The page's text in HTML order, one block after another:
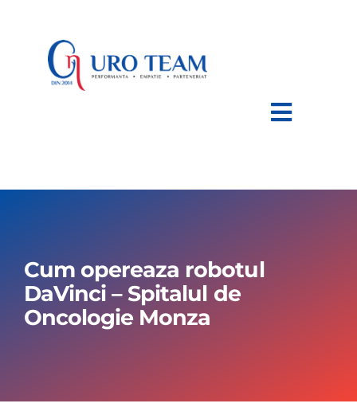
Toggle
AFECTIUNI
Cum opereaza robotul
DaVinci – Spitalul de
Oncologie Monza